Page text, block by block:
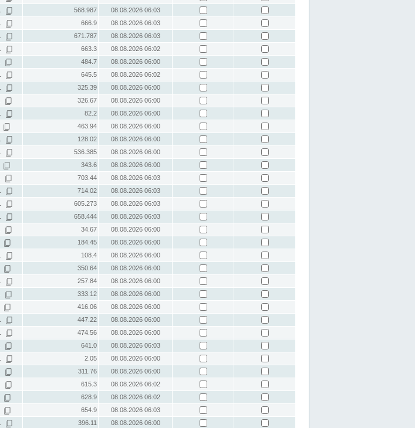
568.987
08.08.2026 06:03
666.9
08.08.2026 06:03
671.787
08.08.2026 06:03
663.3
08.08.2026 06:02
484.7
08.08.2026 06:00
645.5
08.08.2026 06:02
325.39
08.08.2026 06:00
326.67
08.08.2026 06:00
82.2
08.08.2026 06:00
463.94
08.08.2026 06:00
128.02
08.08.2026 06:00
536.385
08.08.2026 06:00
343.6
08.08.2026 06:00
703.44
08.08.2026 06:03
714.02
08.08.2026 06:03
605.273
08.08.2026 06:03
658.444
08.08.2026 06:03
34.67
08.08.2026 06:00
184.45
08.08.2026 06:00
108.4
08.08.2026 06:00
350.64
08.08.2026 06:00
257.84
08.08.2026 06:00
333.12
08.08.2026 06:00
416.06
08.08.2026 06:00
447.22
08.08.2026 06:00
474.56
08.08.2026 06:00
641.0
08.08.2026 06:03
2.05
08.08.2026 06:00
311.76
08.08.2026 06:00
615.3
08.08.2026 06:02
628.9
08.08.2026 06:02
654.9
08.08.2026 06:03
396.11 08.08.2026 06:00